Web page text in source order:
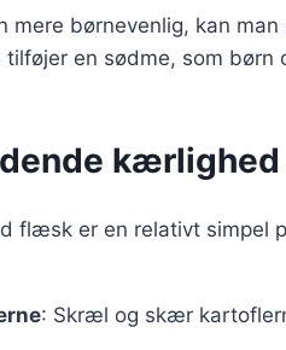
mere børnevenlig, kan
en sødme, som børn
er en relativt simpel
: Skræl og skær